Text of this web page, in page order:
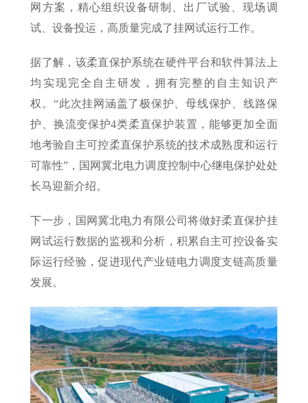
网方案，精心组织设备研制、出厂试验、现场调
试、设备投运，高质量完成了挂网试运行工作。
据了解，该柔直保护系统在硬件平台和软件算法上
均实现完全自主研发，拥有完整的自主知识产
权。“此次挂网涵盖了极保护、母线保护、线路保
护、换流变保护4类柔直保护装置，能够更加全面
地考验自主可控柔直保护系统的技术成熟度和运行
可靠性”，国网冀北电力调度控制中心继电保护处处
长马迎新介绍。
下一步，国网冀北电力有限公司将做好柔直保护挂
网试运行数据的监视和分析，积累自主可控设备实
际运行经验，促进现代产业链电力调度支链高质量
发展。